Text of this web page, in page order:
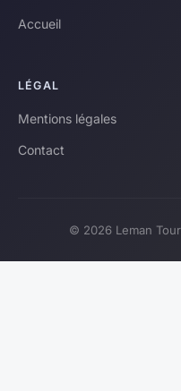
Accueil
LÉGAL
Mentions légales
Contact
© 2026 Leman